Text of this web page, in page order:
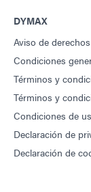
DYMAX
Aviso de
Condiciones
Términos y
Términos y
Condiciones de
Declaración de
Declaración de